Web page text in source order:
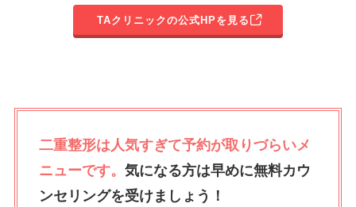
TAクリニックの公式HPを見る
二重整形は人気すぎて予約が取りづらいメ
ニューです。 気になる方は早めに無料カウ
ンセリングを受けましょう！